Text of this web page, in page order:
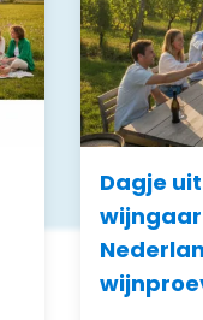
Dagje